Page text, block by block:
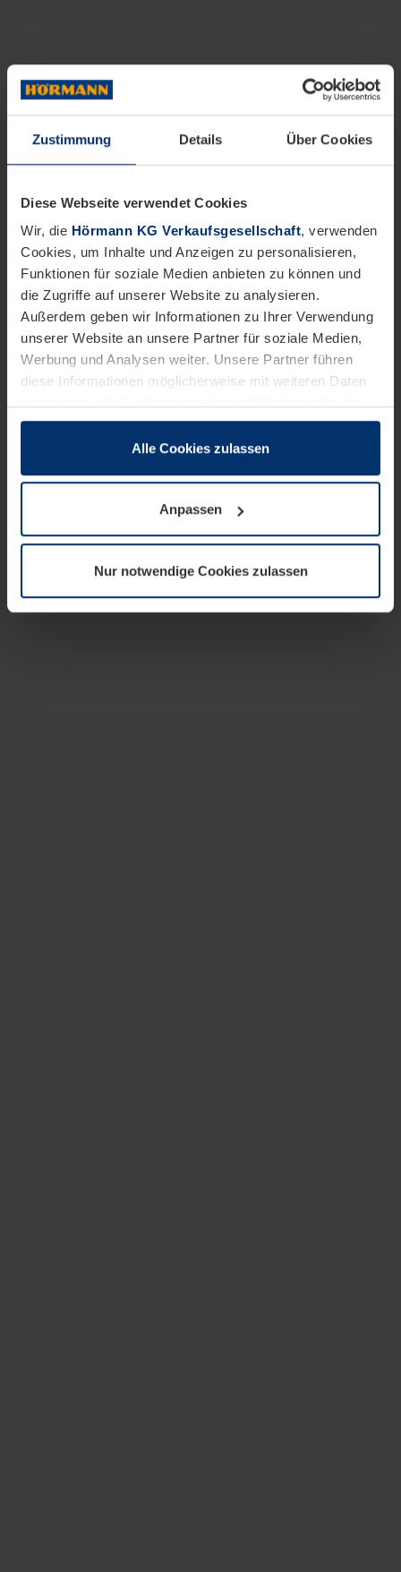
Zustimmung Details Über Cookies
Diese Webseite verwendet Cookies
Wir, die Hörmann KG Verkaufsgesellschaft, verwenden
Cookies, um Inhalte und Anzeigen zu personalisieren,
Funktionen für soziale Medien anbieten zu können und
die Zugriffe auf unserer Website zu analysieren.
Außerdem geben wir Informationen zu Ihrer Verwendung
unserer Website an unsere Partner für soziale Medien,
Werbung und Analysen weiter. Unsere Partner führen
diese Informationen möglicherweise mit weiteren Daten
sie im Rahmen Ihrer Nutzung der Dienste gesammelt
wenn diese für den Betrieb dieser Seite unbedingt
notwendig sind. Für alle anderen Cookie-Typen benötigen
wir Ihre Erlaubnis. Ihre Einwilligung können Sie jederzeit
Datenschutzerklärungunserer Website ändern oder
widerrufen.
Alle Cookies zulassen
Anpassen
Nur notwendige Cookies zulassen